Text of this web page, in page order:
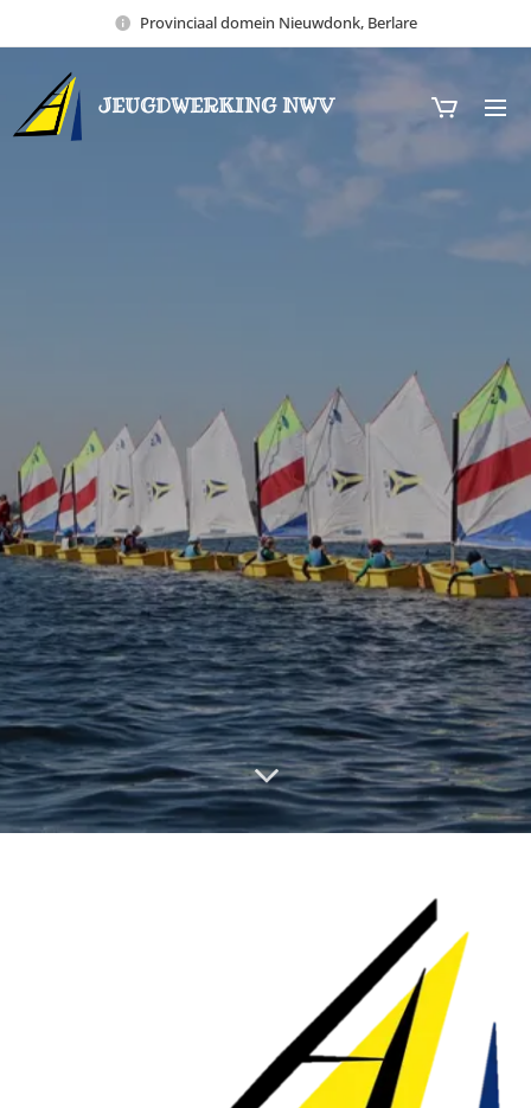
Provinciaal domein Nieuwdonk, Berlare
JEUGDWERKING NWV